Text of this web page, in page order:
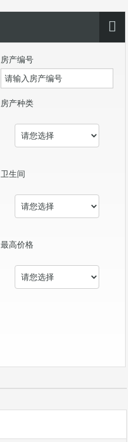
房产编号
房产种类
卫生间
最高价格